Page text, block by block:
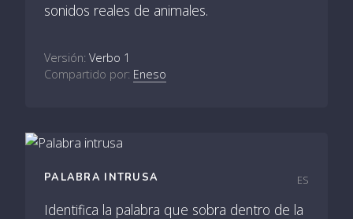
sonidos reales de animales.
Versión: Verbo 1
Compartido por: Eneso
PALABRA INTRUSA ES
Identifica la palabra que sobra dentro de la